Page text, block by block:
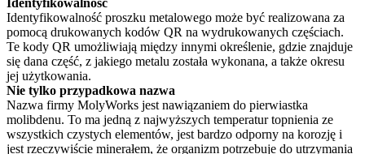
Identyfikowalność proszku metalowego może być realizowana za
pomocą drukowanych kodów QR na wydrukowanych częściach.
Te kody QR umożliwiają między innymi określenie, gdzie znajduje
się dana część, z jakiego metalu została wykonana, a także okresu
jej użytkowania.
Nie tylko przypadkowa nazwa
Nazwa firmy MolyWorks jest nawiązaniem do pierwiastka
molibdenu. To ma jedną z najwyższych temperatur topnienia ze
wszystkich czystych elementów, jest bardzo odporny na korozję i
jest rzeczywiście minerałem, że organizm potrzebuje do utrzymania